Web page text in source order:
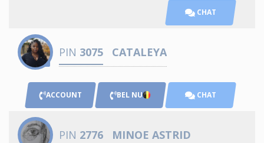
CHAT
PIN 3075 CATALEYA
ACCOUNT BEL NU CHAT
PIN 2776 MINOE ASTRID